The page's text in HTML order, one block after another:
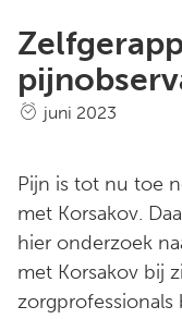
juni 2023
Pijn is tot nu toe
met Korsakov.
hier onderzoek
met Korsakov bij
zorgprofessionals